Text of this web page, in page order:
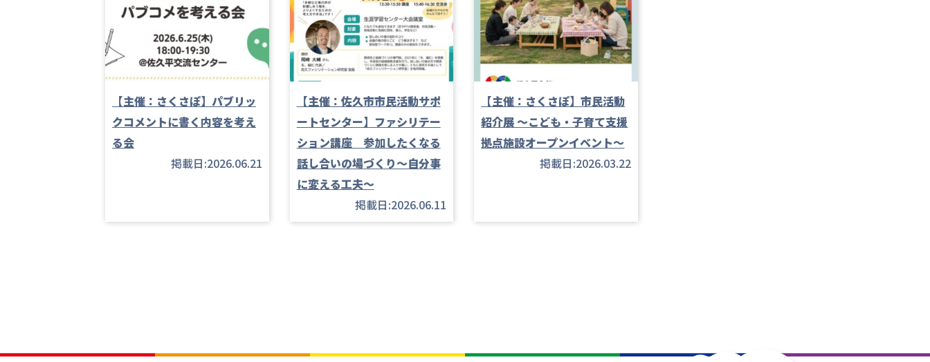
【主催：さくさぽ】パブリッ
クコメントに書く内容を考え
る会
掲載日:2026.06.21
【主催：佐久市市民活動サポ
ートセンター】ファシリテー
ション講座 参加したくなる
話し合いの場づくり～自分事
に変える工夫～
掲載日:2026.06.11
【主催：さくさぽ】市民活動
紹介展 ～こども・子育て支援
拠点施設オープンイベント～
掲載日:2026.03.22